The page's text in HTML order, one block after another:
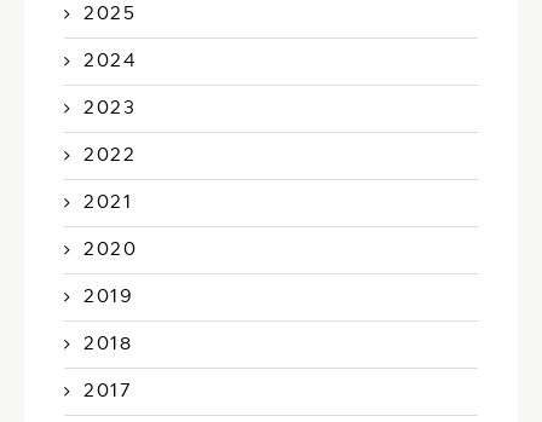
2025
2024
2023
2022
2021
2020
2019
2018
2017